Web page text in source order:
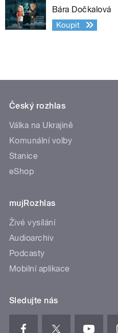
Bára Dočkalová
Koupit
Český rozhlas
Válka na Ukrajině
Komunální volby
Stanice
eShop
mujRozhlas
Živé vysílání
Audioarchiv
Podcasty
Mobilní aplikace
Sledujte nás